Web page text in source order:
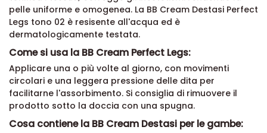
pelle uniforme e omogenea. La BB Cream Destasi Perfect
Legs tono 02 è resisente all'acqua ed è
dermatologicamente testata.
Come si usa la BB Cream Perfect Legs:
Applicare una o più volte al giorno, con movimenti
circolari e una leggera pressione delle dita per
facilitarne l'assorbimento. Si consiglia di rimuovere il
prodotto sotto la doccia con una spugna.
Cosa contiene la BB Cream Destasi per le gambe: